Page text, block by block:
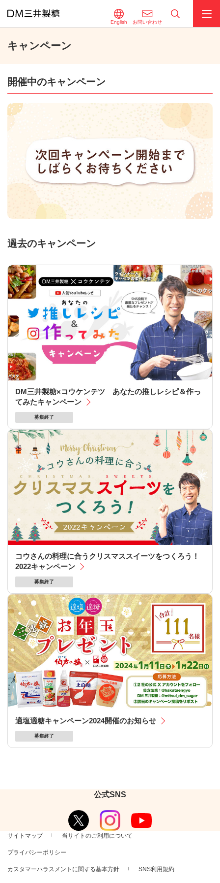
English お問い合わせ
キャンペーン
開催中のキャンペーン
過去のキャンペーン
DM三井製糖×コウケンテツ あなたの推しレシピ＆作っ
てみたキャンペーン
募集終了
コウさんの料理に合うクリスマススイーツをつくろう！
2022キャンペーン
募集終了
適塩適糖キャンペーン2024開催のお知らせ
募集終了
公式SNS
サイトマップ 当サイトのご利用について
プライバシーポリシー
カスタマーハラスメントに関する基本方針 SNS利用規約